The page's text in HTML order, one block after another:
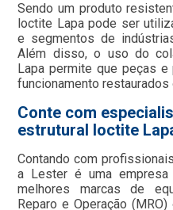
Sendo um produto
loctite Lapa pode ser
e segmentos de
Além disso, o uso do
Lapa permite que peças e
funcionamento
Conte com
estrutural loctite
Contando com
a Lester é uma empresa
melhores marcas de
Reparo e Operação